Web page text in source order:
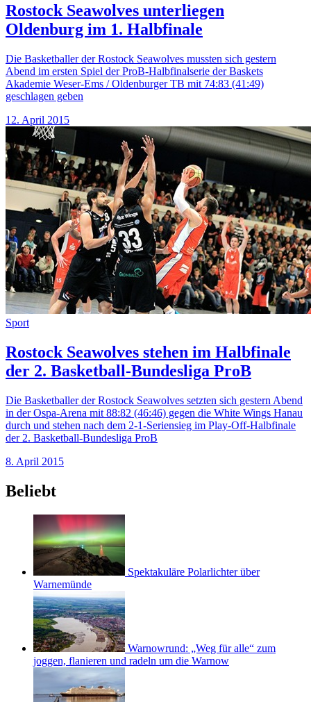
Rostock Seawolves unterliegen
Oldenburg im 1. Halbfinale
Die Basketballer der Rostock Seawolves mussten sich gestern
Abend im ersten Spiel der ProB-Halbfinalserie der Baskets
Akademie Weser-Ems / Oldenburger TB mit 74:83 (41:49)
geschlagen geben
12. April 2015
Sport
Rostock Seawolves stehen im Halbfinale
der 2. Basketball-Bundesliga ProB
Die Basketballer der Rostock Seawolves setzten sich gestern Abend
in der Ospa-Arena mit 88:82 (46:46) gegen die White Wings Hanau
durch und stehen nach dem 2-1-Seriensieg im Play-Off-Halbfinale
der 2. Basketball-Bundesliga ProB
8. April 2015
Beliebt
Spektakuläre Polarlichter über
Warnemünde
Warnowrund: „Weg für alle“ zum
joggen, flanieren und radeln um die Warnow